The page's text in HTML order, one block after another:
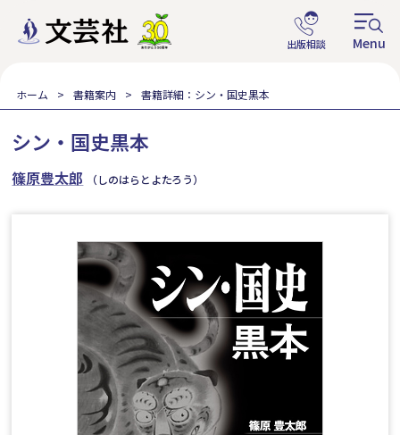
ホーム 書籍案内 書籍詳細：シン・国史黒本
シン・国史黒本
篠原豊太郎 （しのはらとよたろう）